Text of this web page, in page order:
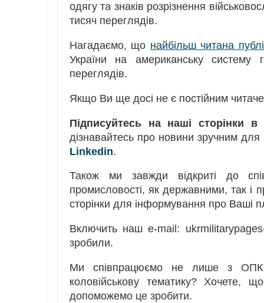
одягу та знаків розрізнення
тисяч переглядів.
Нагадаємо, що найбільш читана
України на американську систему
переглядів.
Якщо Ви ще досі не є постійним
Підписуйтесь на наші сторінки в
дізнавайтесь про новини зручним
Linkedin.
Також ми завжди відкриті до
промисловості, як державними, так і
сторінки для інформування про Ваші
Включить наш e-mail:
зробили.
Ми співпрацюємо не лише з ОПК
коловійськову тематику? Хочете,
допоможемо це зробити.